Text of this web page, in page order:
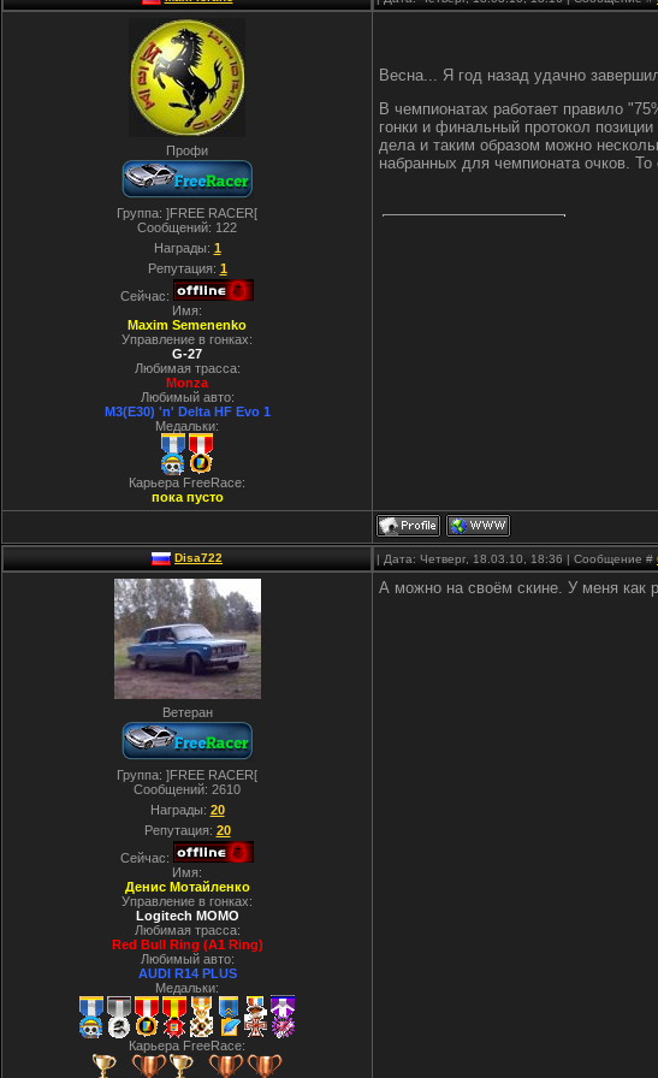
Профи
Группа: ]FREE RACER[
Сообщений: 122
Награды: 1
Репутация: 1
Сейчас:
Имя:
Maxim Semenenko
Управление в гонках:
G-27
Любимая трасса:
Monza
Любимый авто:
M3(E30) 'n' Delta HF Evo 1
Медальки:
Карьера FreeRace:
пока пусто
Весна... Я год назад удачно
В чемпионатах работает правило
гонки и финальный протокол
дела и таким образом можно
набранных для чемпионата очков.
Disa722 | Дата: Четверг, 18.03.10, 18:36 | Сообщение #
Ветеран
Группа: ]FREE RACER[
Сообщений: 2610
Награды: 20
Репутация: 20
Сейчас:
Имя:
Денис Мотайленко
Управление в гонках:
Logitech MOMO
Любимая трасса:
Red Bull Ring (A1 Ring)
Любимый авто:
AUDI R14 PLUS
Медальки:
Карьера FreeRace:
А можно на своём скине. У меня как